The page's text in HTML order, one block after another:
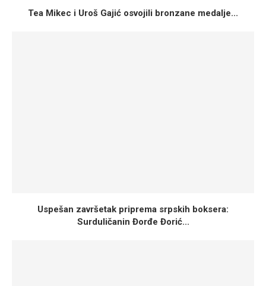
Tea Mikec i Uroš Gajić osvojili bronzane medalje...
Uspešan završetak priprema srpskih boksera:
Surduličanin Đorđe Đorić...